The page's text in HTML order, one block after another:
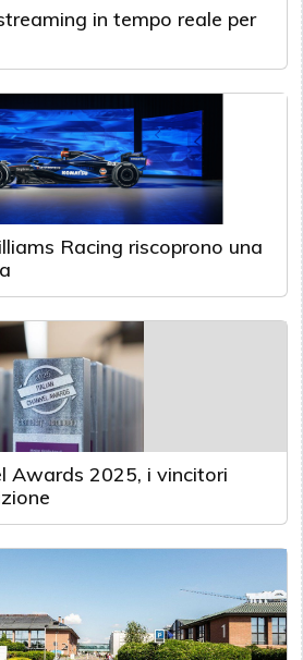
in tempo reale per
Racing riscoprono una
Awards 2025, i vincitori